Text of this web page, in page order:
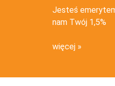
Jesteś
nam Twój 1,5%
więcej